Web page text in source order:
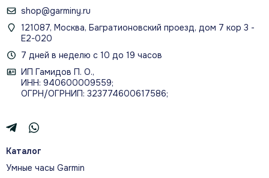
shop@garminy.ru
121087, Москва, Багратионовский проезд, дом 7 кор 3 -
Е2-020
7 дней в неделю с 10 до 19 часов
ИП Гамидов П. О.,
ИНН: 940600009559;
ОГРН/ОГРНИП: 323774600617586;
Каталог
Умные часы Garmin